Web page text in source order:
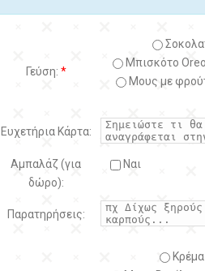
Γεύση: *
Μπισκότο
Μους με
Ευχετήρια Κάρτα:
Αμπαλάζ (για
δώρο):
Ναι
Παρατηρήσεις:
Κρέμα